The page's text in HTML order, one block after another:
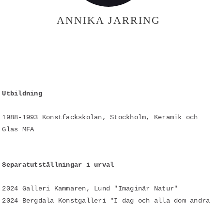
ANNIKA JARRING
Utbildning
1988-1993 Konstfackskolan, Stockholm, Keramik och
Glas MFA
Separatutställningar i urval
2024 Galleri Kammaren, Lund "Imaginär Natur"
2024 Bergdala Konstgalleri "I dag och alla dom andra